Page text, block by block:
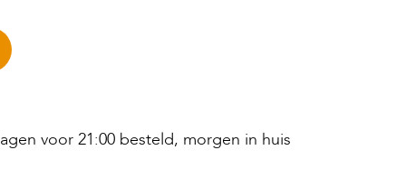
voor 21:00 besteld, morgen in huis